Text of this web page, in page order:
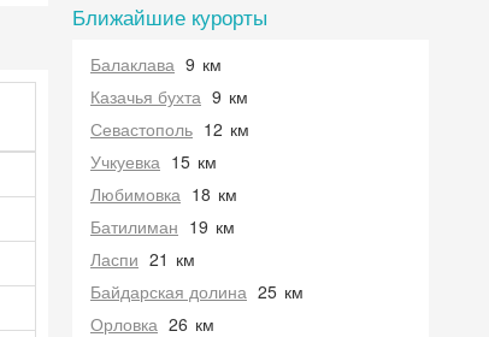
Ближайшие курорты
Балаклава 9 км
Казачья бухта 9 км
Севастополь 12 км
Учкуевка 15 км
Любимовка 18 км
Батилиман 19 км
Ласпи 21 км
Байдарская долина 25 км
Орловка 26 км